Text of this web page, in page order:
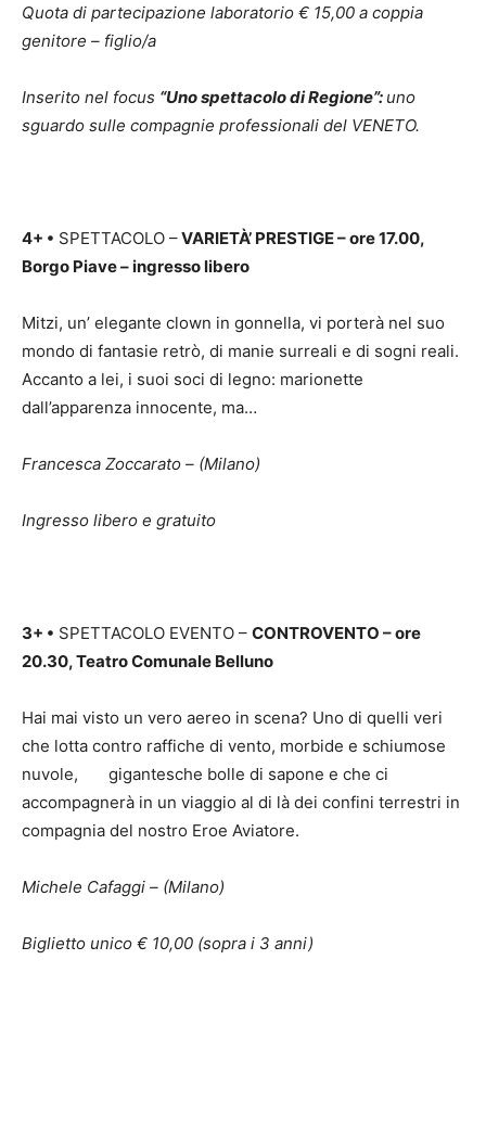
Quota di partecipazione laboratorio € 15,00 a coppia
genitore – figlio/a
Inserito nel focus “Uno spettacolo di Regione”: uno
sguardo sulle compagnie professionali del VENETO.
4+ • SPETTACOLO –VARIETÀ’ PRESTIGE – ore 17.00,
Borgo Piave – ingresso libero
Mitzi, un’ elegante clown in gonnella, vi porterà nel suo
mondo di fantasie retrò, di manie surreali e di sogni reali.
Accanto a lei, i suoi soci di legno: marionette
dall’apparenza innocente, ma…
Francesca Zoccarato – (Milano)
Ingresso libero e gratuito
3+ • SPETTACOLO EVENTO – CONTROVENTO – ore
20.30, Teatro Comunale Belluno
Hai mai visto un vero aereo in scena? Uno di quelli veri
che lotta contro raffiche di vento, morbide e schiumose
nuvole, gigantesche bolle di sapone e che ci
accompagnerà in un viaggio al di là dei confini terrestri in
compagnia del nostro Eroe Aviatore.
Michele Cafaggi – (Milano)
Biglietto unico € 10,00 (sopra i 3 anni)